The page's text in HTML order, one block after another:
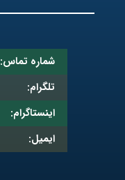
شماره تماس:
تلگرام:
اینستاگرام:
ایمیل: